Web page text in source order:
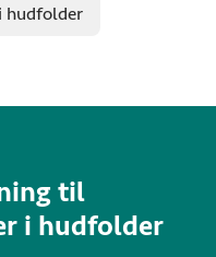
hudfolder
til
i hudfolder